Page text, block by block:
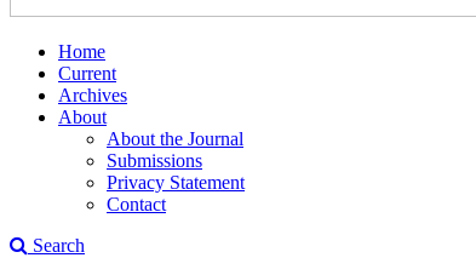
Home
Current
Archives
About
About the Journal
Submissions
Privacy Statement
Contact
Search